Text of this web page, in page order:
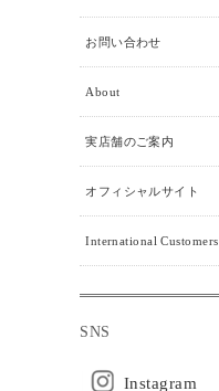
お問い合わせ
About
実店舗のご案内
オフィシャルサイト
International Customers
SNS
Instagram